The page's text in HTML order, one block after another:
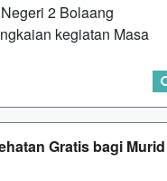
2 Bolaang
kegiatan Masa
Gratis bagi Murid